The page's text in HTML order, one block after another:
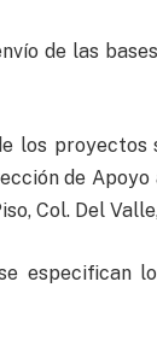
de las
los proyectos
de
Col. Del
especifican